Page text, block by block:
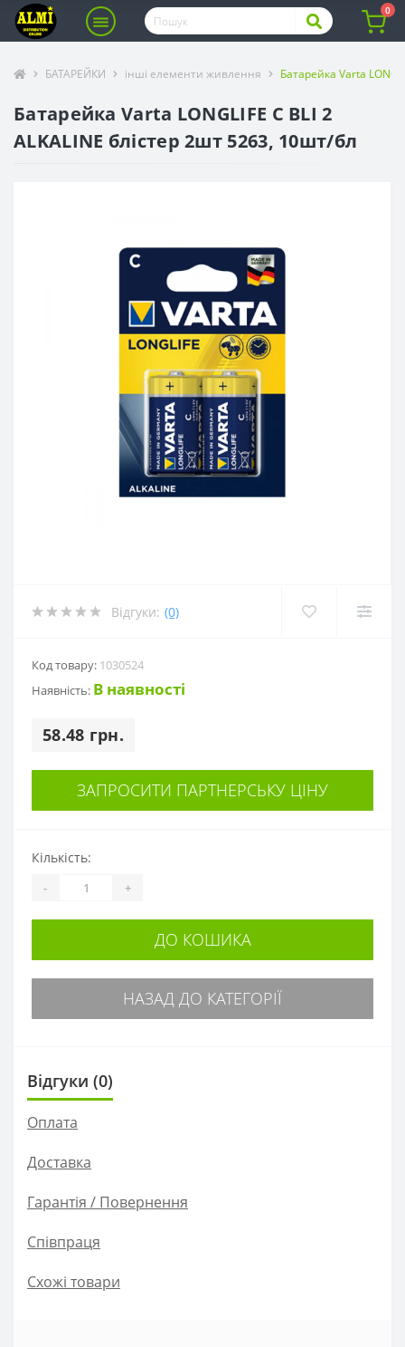
0
БАТАРЕЙКИ інші елементи живлення Батарейка Varta
Батарейка Varta LONGLIFE C BLI 2
ALKALINE блістер 2шт 5263, 10шт/бл
Відгуки: (0)
Код товару: 1030524
Наявність: В наявності
58.48 грн.
ЗАПРОСИТИ ПАРТНЕРСЬКУ ЦІНУ
Кількість:
- +
ДО КОШИКА
НАЗАД ДО КАТЕГОРІЇ
Відгуки (0)
Оплата
Доставка
Гарантія / Повернення
Співпраця
Схожі товари